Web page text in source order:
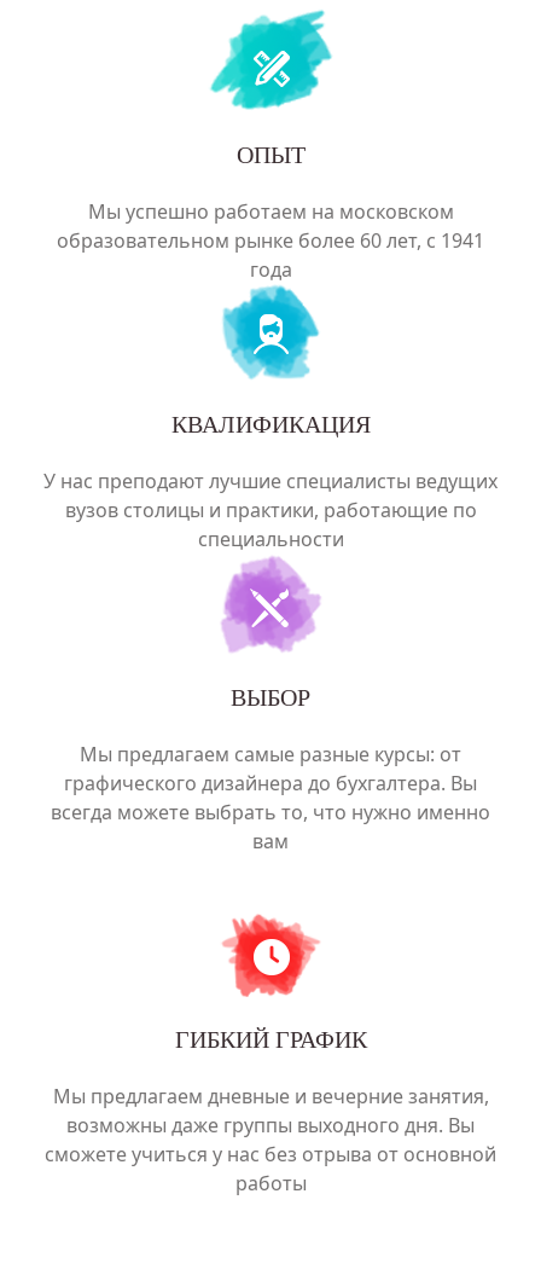
ОПЫТ
Мы успешно работаем на московском
образовательном рынке более 60 лет, с 1941
года
КВАЛИФИКАЦИЯ
У нас преподают лучшие специалисты ведущих
вузов столицы и практики, работающие по
специальности
ВЫБОР
Мы предлагаем самые разные курсы: от
графического дизайнера до бухгалтера. Вы
всегда можете выбрать то, что нужно именно
вам
ГИБКИЙ ГРАФИК
Мы предлагаем дневные и вечерние занятия,
возможны даже группы выходного дня. Вы
сможете учиться у нас без отрыва от основной
работы